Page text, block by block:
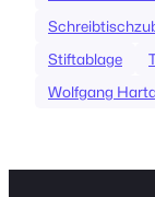
Stiftablage
Wolfgang